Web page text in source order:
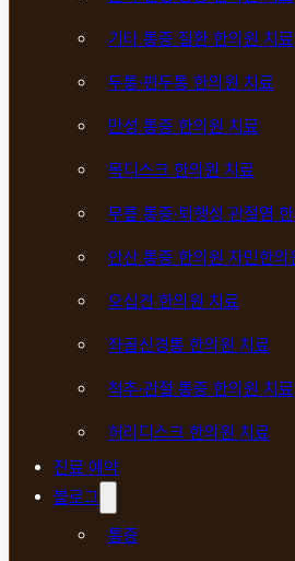
기타 통증 질환 한의원 치료
두통·편두통 한의원 치료
만성 통증 한의원 치료
목디스크 한의원 치료
무릎 통증·퇴행성 관절염
안산 통증 한의원 자민한의
오십견 한의원 치료
좌골신경통 한의원 치료
척추·관절 통증 한의원 치료
허리디스크 한의원 치료
진료 예약
블로그
통증